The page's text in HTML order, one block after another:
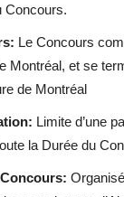
Concours.
Le Concours
Montréal, et se
de Montréal
Limite d’une
la Durée du